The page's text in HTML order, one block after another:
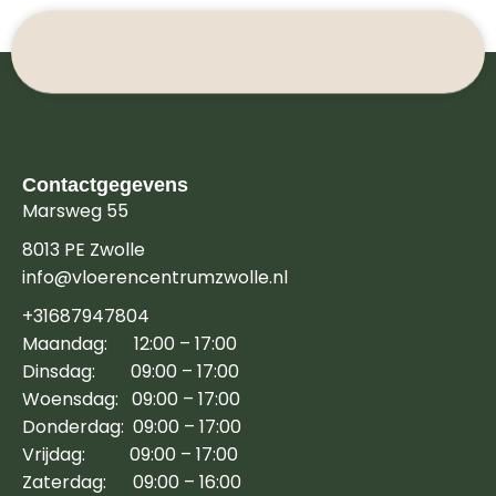
Contactgegevens
Marsweg 55
8013 PE Zwolle
info@vloerencentrumzwolle.nl
+31687947804
Maandag: 12:00 – 17:00
Dinsdag: 09:00 – 17:00
Woensdag: 09:00 – 17:00
Donderdag: 09:00 – 17:00
Vrijdag: 09:00 – 17:00
Zaterdag: 09:00 – 16:00